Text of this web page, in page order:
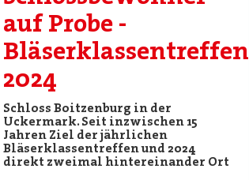
auf Probe -
Bläserklassentreffen
2024
Schloss Boitzenburg in der
Uckermark. Seit inzwischen 15
Jahren Ziel der jährlichen
Bläserklassentreffen und 2024
direkt zweimal hintereinander Ort